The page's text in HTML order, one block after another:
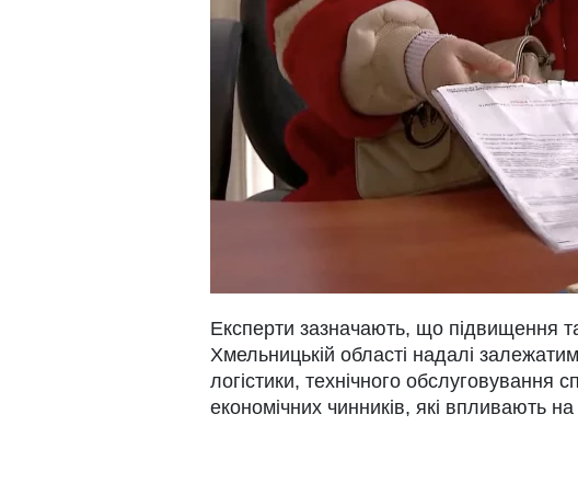
Експерти зазначають, що підвищення
Хмельницькій області надалі
логістики, технічного обслуговування
економічних чинників, які впливають на